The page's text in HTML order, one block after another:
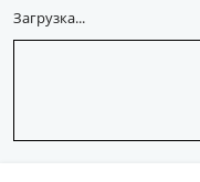
Загрузка...